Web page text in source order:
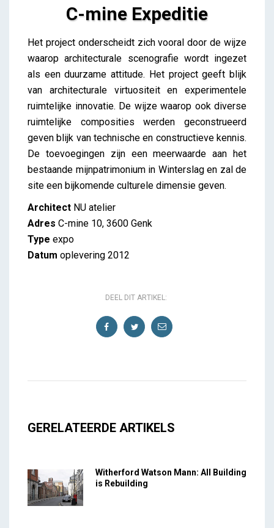
C-mine Expeditie
C-mine Expeditie
Het project onderscheidt zich vooral door de wijze
waarop architecturale scenografie wordt ingezet
als een duurzame attitude. Het project geeft blijk
van architecturale virtuositeit en experimentele
ruimtelijke innovatie. De wijze waarop ook diverse
ruimtelijke composities werden geconstrueerd
geven blijk van technische en constructieve kennis.
De toevoegingen zijn een meerwaarde aan het
bestaande mijnpatrimonium in Winterslag en zal de
site een bijkomende culturele dimensie geven.
Architect NU atelier
Adres C-mine 10, 3600 Genk
Type expo
Datum oplevering 2012
DEEL DIT ARTIKEL:
GERELATEERDE ARTIKELS
Witherford Watson Mann: All Building
is Rebuilding